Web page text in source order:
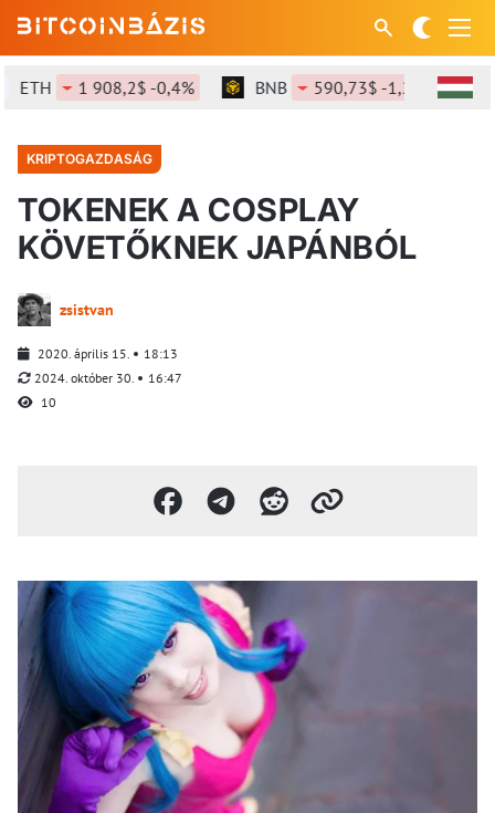
ETH 1 908,2$ -0,4% BNB 590,73$ -1,28%
KRIPTOGAZDASÁG
TOKENEK A COSPLAY
KÖVETŐKNEK JAPÁNBÓL
zsistvan
2020. április 15.
18:13
2024. október 30.
16:47
10